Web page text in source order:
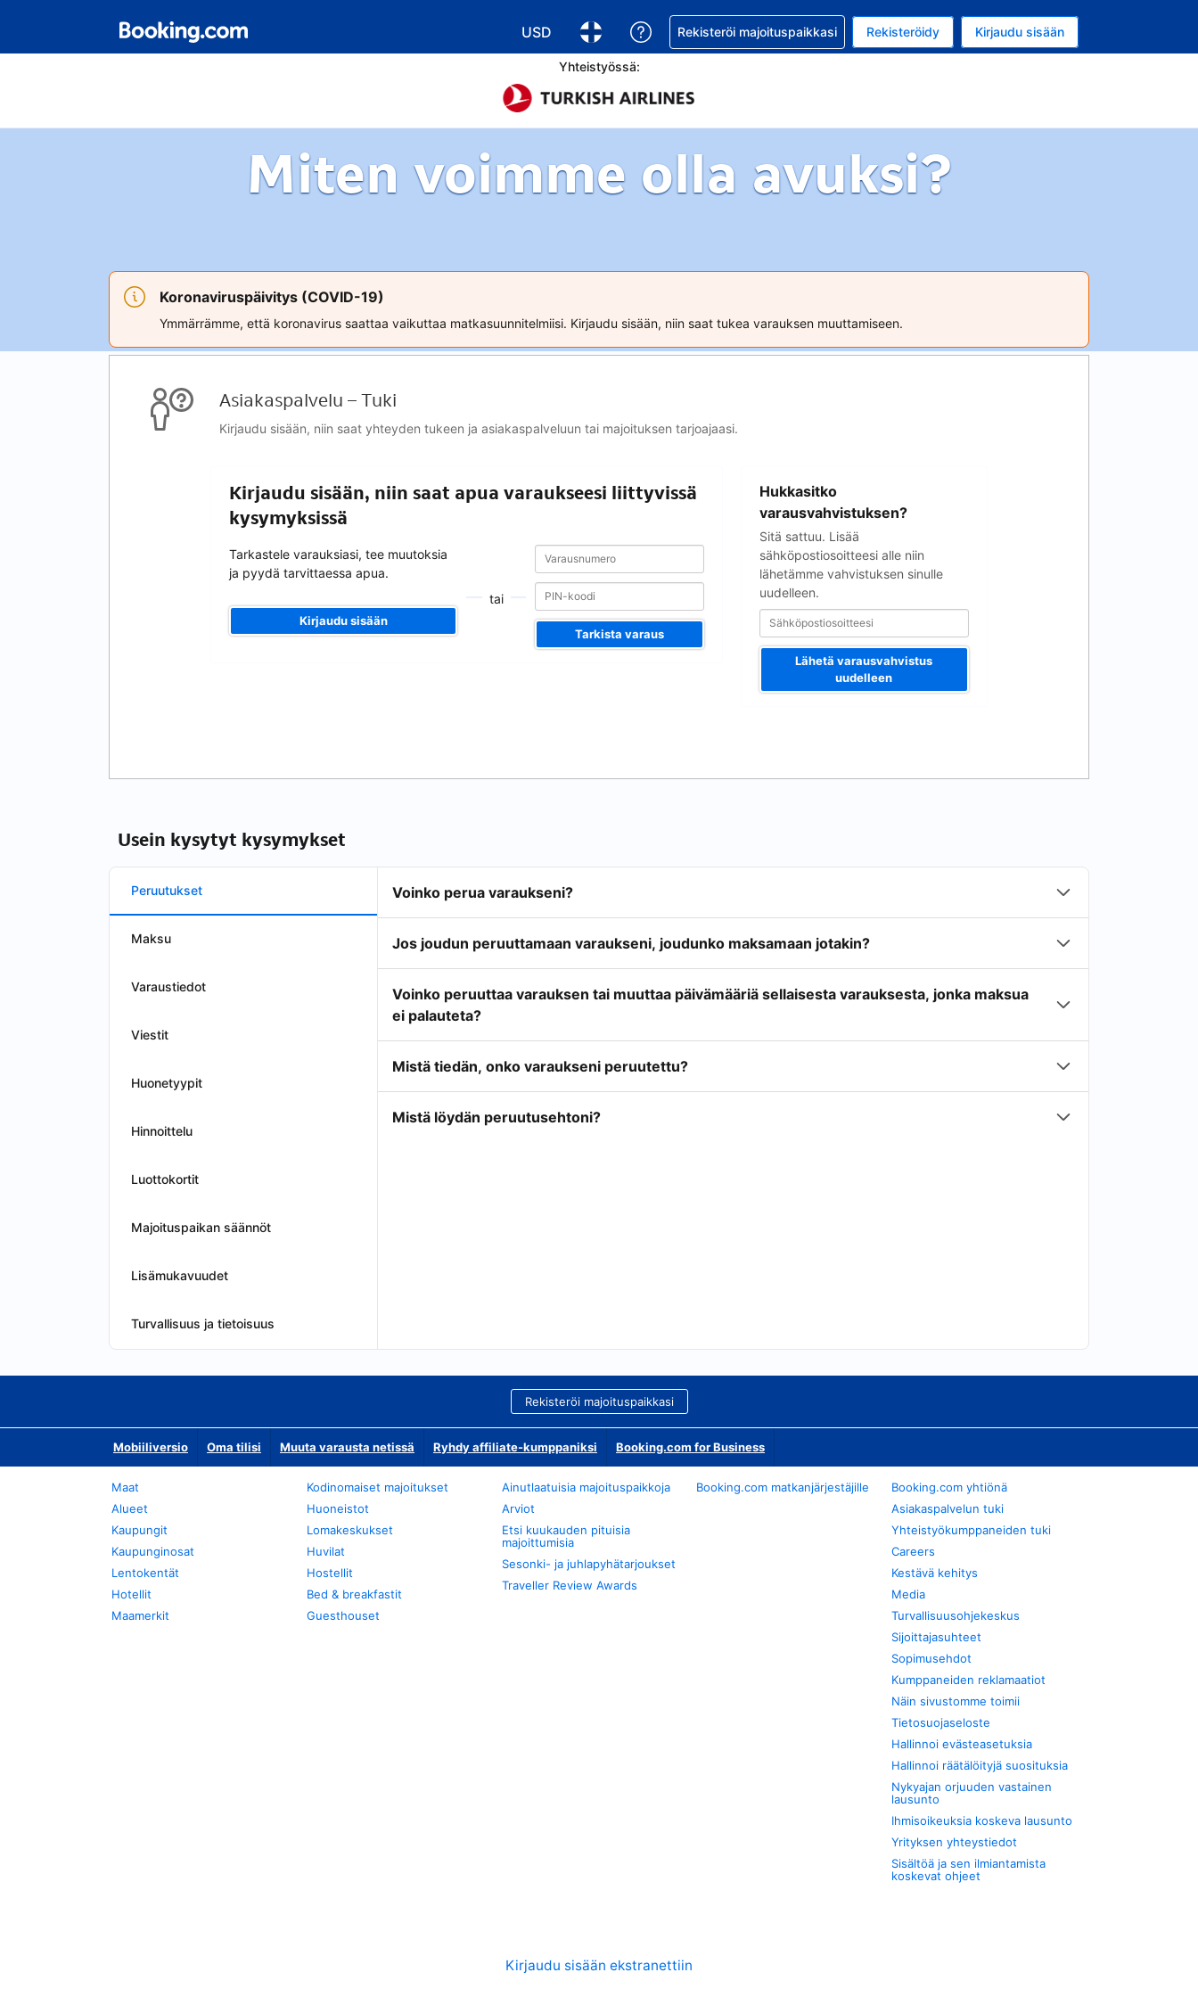
USD
Valitse valuutta. Tämänhetkinen valuutta on Yhdysvaltain dollari
Valitse kieli. Tämänhetkinen kieli on Suomi
Pyydä apua varauksesi kanssa
Rekisteröi majoituspaikkasi Rekisteröidy Kirjaudu sisään
Yhteistyössä:
Miten voimme olla avuksi?
Koronaviruspäivitys (COVID-19)
Ymmärrämme, että koronavirus saattaa vaikuttaa matkasuunnitelmiisi. Kirjaudu sisään, niin saat tukea varauksen muuttamiseen.
Asiakaspalvelu – Tuki
Kirjaudu sisään, niin saat yhteyden tukeen ja asiakaspalveluun tai majoituksen tarjoajaasi.
Kirjaudu sisään, niin saat apua varaukseesi liittyvissä
kysymyksissä
Tarkastele varauksiasi, tee muutoksia
ja pyydä tarvittaessa apua.
Kirjaudu sisään
tai
Varausnumero
Varausnumero
Tarkista varaus
Hukkasitko
varausvahvistuksen?
Sitä sattuu. Lisää
sähköpostiosoitteesi alle niin
lähetämme vahvistuksen sinulle
uudelleen.
Lähetä varausvahvistus
uudelleen
Usein kysytyt kysymykset
Peruutukset
Maksu
Varaustiedot
Viestit
Huonetyypit
Hinnoittelu
Luottokortit
Majoituspaikan säännöt
Lisämukavuudet
Turvallisuus ja tietoisuus
Voinko perua varaukseni?
Jos joudun peruuttamaan varaukseni, joudunko maksamaan jotakin?
Voinko peruuttaa varauksen tai muuttaa päivämääriä sellaisesta varauksesta, jonka maksua
ei palauteta?
Mistä tiedän, onko varaukseni peruutettu?
Mistä löydän peruutusehtoni?
Rekisteröi majoituspaikkasi
Mobiiliversio Oma tilisi Muuta varausta netissä Ryhdy affiliate-kumppaniksi Booking.com for Business
Maat
Alueet
Kaupungit
Kaupunginosat
Lentokentät
Hotellit
Maamerkit
Kodinomaiset majoitukset
Huoneistot
Lomakeskukset
Huvilat
Hostellit
Bed & breakfastit
Guesthouset
Ainutlaatuisia majoituspaikkoja
Arviot
Etsi kuukauden pituisia
majoittumisia
Sesonki- ja juhlapyhätarjoukset
Traveller Review Awards
Booking.com matkanjärjestäjille
Booking.com yhtiönä
Asiakaspalvelun tuki
Yhteistyökumppaneiden tuki
Careers
Kestävä kehitys
Media
Turvallisuusohjekeskus
Sijoittajasuhteet
Sopimusehdot
Kumppaneiden reklamaatiot
Näin sivustomme toimii
Tietosuojaseloste
Hallinnoi evästeasetuksia
Hallinnoi räätälöityjä suosituksia
Nykyajan orjuuden vastainen
lausunto
Ihmisoikeuksia koskeva lausunto
Yrityksen yhteystiedot
Sisältöä ja sen ilmiantamista
koskevat ohjeet
Kirjaudu sisään ekstranettiin